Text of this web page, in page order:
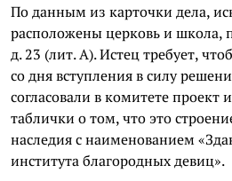
По данным из карточки дела,
расположены церковь и школа,
д. 23 (лит. А). Истец требует,
со дня вступления в силу
согласовали в комитете
таблички о том, что это
наследия с наименованием
института благородных девиц».